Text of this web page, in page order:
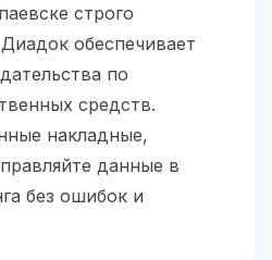
строго
обеспечивает
по
средств.
накладные,
данные в
без ошибок и